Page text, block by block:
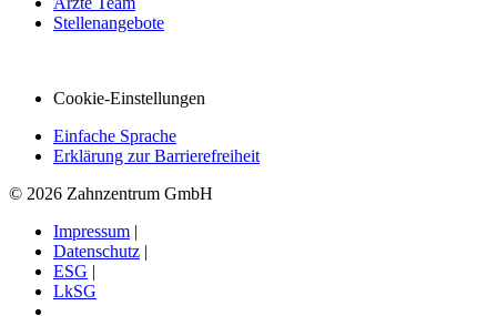
Stellenangebote
Cookie-Einstellungen
Einfache Sprache
Erklärung zur Barrierefreiheit
© 2026 Zahnzentrum GmbH
Impressum |
Datenschutz |
ESG |
LkSG